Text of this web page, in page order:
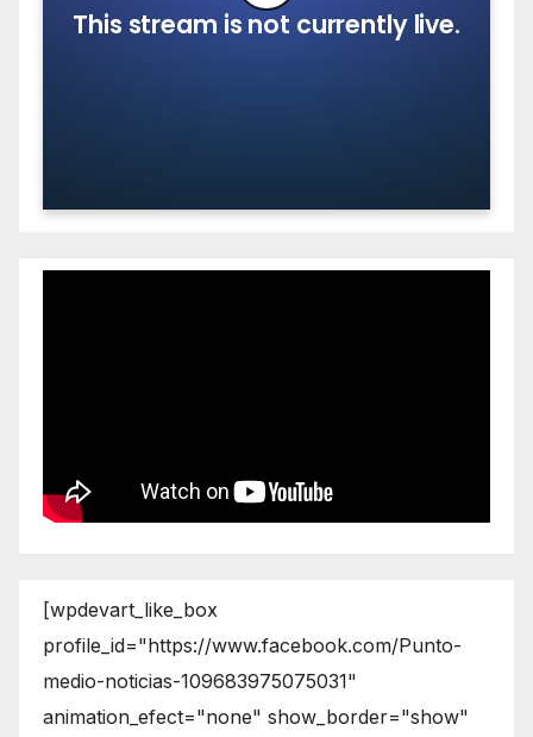
[wpdevart_like_box
profile_id="https://www.facebook.com/Punto-
medio-noticias-109683975075031"
animation_efect="none" show_border="show"